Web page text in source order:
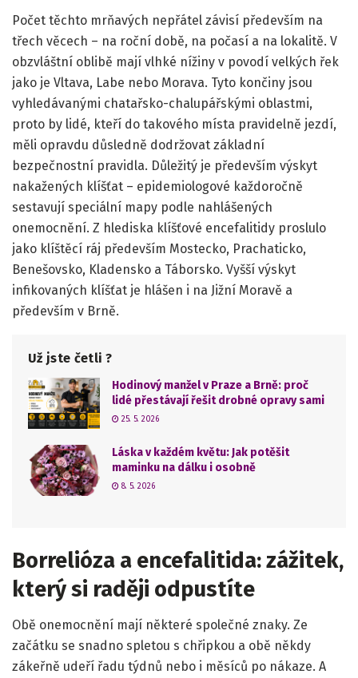
Počet těchto mrňavých nepřátel závisí především na
třech věcech – na roční době, na počasí a na lokalitě. V
obzvláštní oblibě mají vlhké nížiny v povodí velkých řek
jako je Vltava, Labe nebo Morava. Tyto končiny jsou
vyhledávanými chatařsko-chalupářskými oblastmi,
proto by lidé, kteří do takového místa pravidelně jezdí,
měli opravdu důsledně dodržovat základní
bezpečnostní pravidla. Důležitý je především výskyt
nakažených klíšťat – epidemiologové každoročně
sestavují speciální mapy podle nahlášených
onemocnění. Z hlediska klíšťové encefalitidy proslulo
jako klíštěcí ráj především Mostecko, Prachaticko,
Benešovsko, Kladensko a Táborsko. Vyšší výskyt
infikovaných klíšťat je hlášen i na Jižní Moravě a
především v Brně.
Už jste četli ?
Hodinový manžel v Praze a Brně: proč
lidé přestávají řešit drobné opravy sami
25. 5. 2026
Láska v každém květu: Jak potěšit
maminku na dálku i osobně
8. 5. 2026
Borrelióza a encefalitida: zážitek,
který si raději odpustíte
Obě onemocnění mají některé společné znaky. Ze
začátku se snadno spletou s chřipkou a obě někdy
zákeřně udeří řadu týdnů nebo i měsíců po nákaze. A